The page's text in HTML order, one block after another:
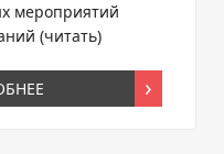
мероприятий
(читать)